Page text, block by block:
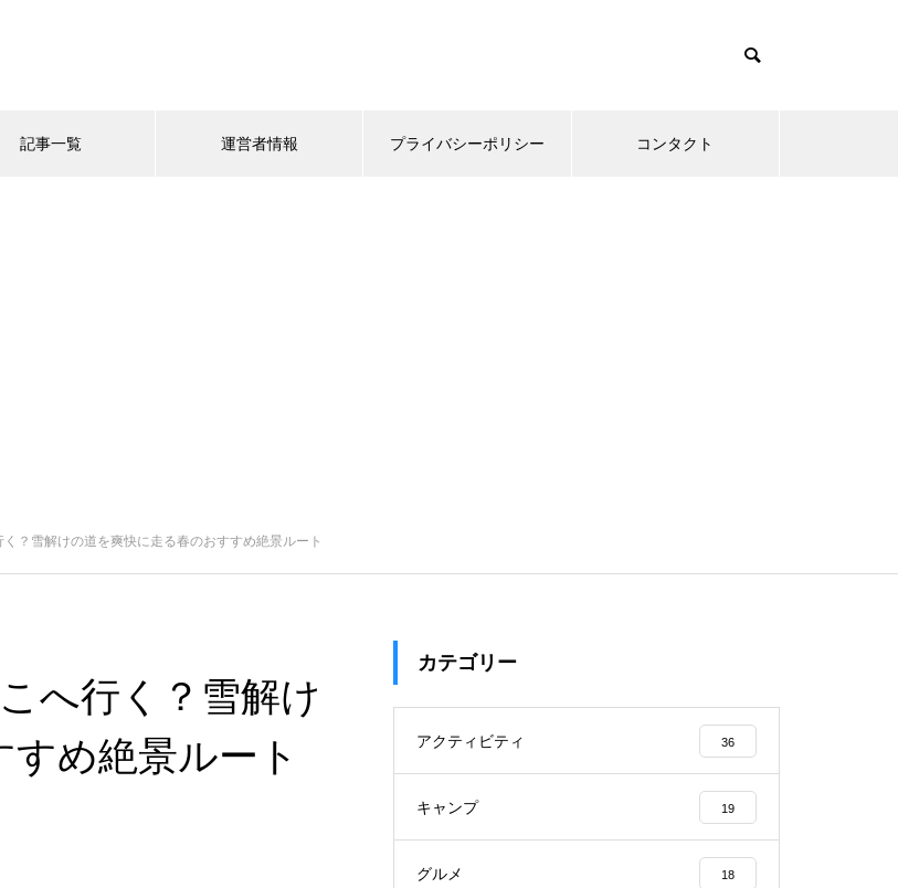
記事一覧 運営者情報 プライバシーポリシー コンタクト
？雪解けの道を爽快に走る春のおすすめ絶景ルート
へ行く？雪解け
め絶景ルート
カテゴリー
アクティビティ 36
キャンプ 19
グルメ 18